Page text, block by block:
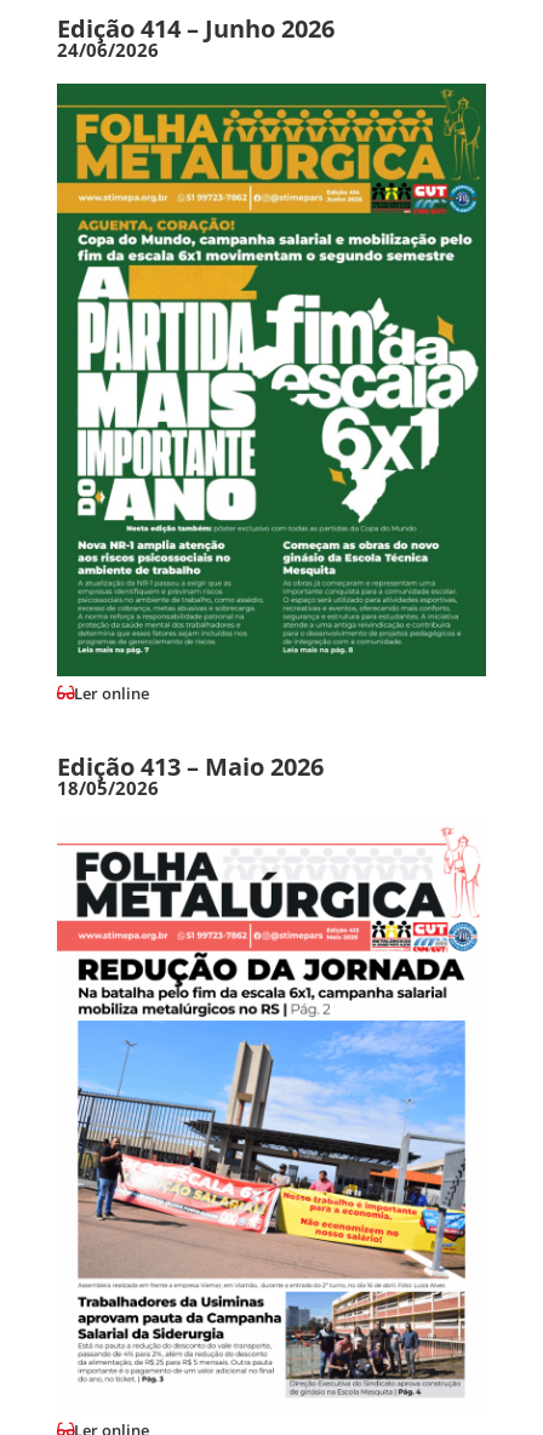
Edição 414 – Junho 2026
24/06/2026
Ler online
Edição 413 – Maio 2026
18/05/2026
Ler online